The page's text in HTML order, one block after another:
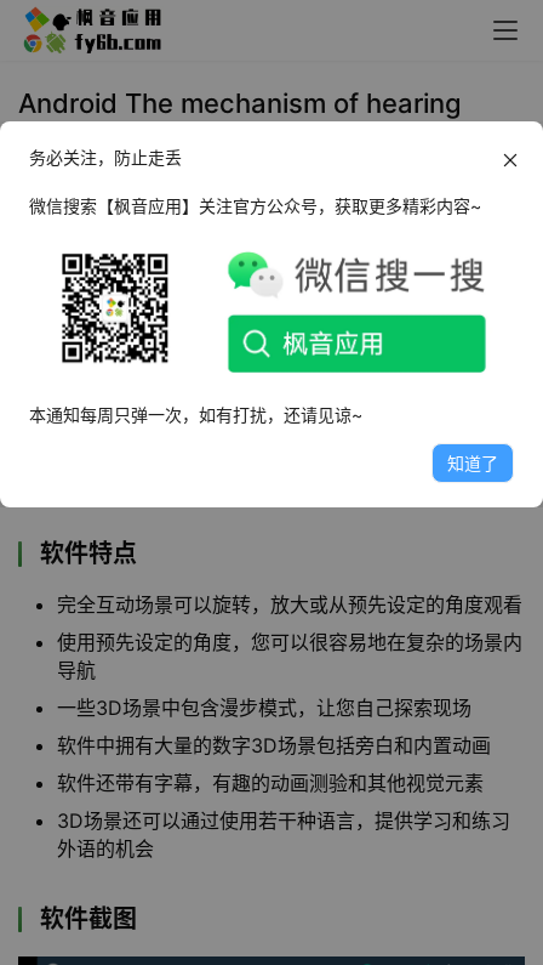
Android The mechanism of hearing
2024年8月22日 13:19 生活相关
软件介绍
The mechanism of hearing educational VR 3D
朵和听力机制软件，通过视频教育和vr来体验和学习耳朵及
听力系统知识的应用，软件功能非常强大全面，支持多种
3D场景和模式，内置了动画及字幕可以更加直观清晰的了
软件特点
完全互动场景可以旋转，放大或从预先设定的角度观看
使用预先设定的角度，您可以很容易地在复杂的场景内
导航
一些3D场景中包含漫步模式，让您自己探索现场
软件中拥有大量的数字3D场景包括旁白和内置动画
软件还带有字幕，有趣的动画测验和其他视觉元素
3D场景还可以通过使用若干种语言，提供学习和练习
外语的机会
软件截图
务必关注，防止走丢
微信搜索【枫音应用】关注官方公众号，获取更多精彩内容~
本通知每周只弹一次，如有打扰，还请见谅~
知道了